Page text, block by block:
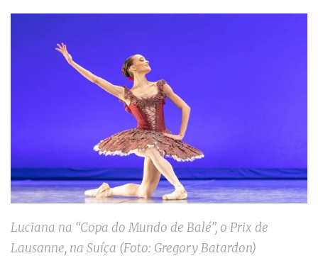
Luciana na “Copa do Mundo de Balé”, o Prix de
Lausanne, na Suíça (Foto: Gregory Batardon)